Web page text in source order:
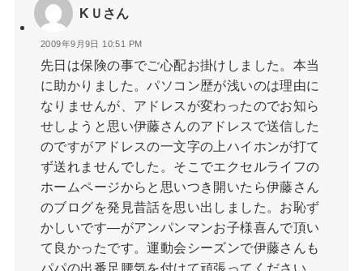
KＵさん
2009年9月9日 10:51 PM
先日は保険の事でご心配お掛けしました。本当
に助かりました。パソコン歴が浅いのは理由に
なりませんが、アドレスが変わったのでお知ら
せしようと思い伊藤さんのアドレスで送信した
のですがアドレスの一文字の上ハイホンが打て
ず送れませんでした。そこでエクセルライフの
ホームページからと思いつき開いたら伊藤さん
のブログを発見昔話を思い出しました。お恥ず
かしいです—がアンパンマンお子様喜んで頂い
て良かったです。運動会シーズンで伊藤さんも